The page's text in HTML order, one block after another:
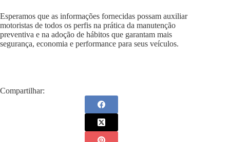
Esperamos que as informações fornecidas possam auxiliar
motoristas de todos os perfis na prática da manutenção
preventiva e na adoção de hábitos que garantam mais
segurança, economia e performance para seus veículos.
Compartilhar: